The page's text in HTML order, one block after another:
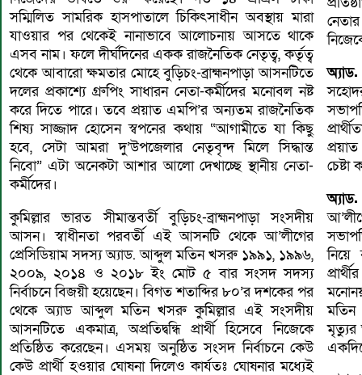
সম্মিলিত সামরিক হাসপাতালে চিকিৎসাধীন অবস্থায় মারা
যাওয়ার পর থেকেই নানাভাবে আলোচনায় আসতে থাকে
এসব নাম। ফলে দীর্ঘদিনের একক রাজনৈতিক নেতৃত্ব, কর্তৃত্ব
থেকে আবারো ক্ষমতার মোহে বুড়িচং-ব্রাহ্মনপাড়া আসনটিতে
দলের প্রকাশ্যে গ্রুপিং সাধারন নেতা-কর্মীদের মনোবল নষ্ট
করে দিতে পারে। তবে প্রয়াত এমপি’র অন্যতম রাজনৈতিক
শিষ্য সাজ্জাদ হোসেন স্বপনের কথায় “আগামীতে যা কিছু
হবে, সেটা আমরা দু’উপজেলার নেতৃবৃন্দ মিলে সিদ্ধান্ত
নিবো” এটা অনেকটা আশার আলো দেখাচ্ছে স্থানীয় নেতা-
কর্মীদের।
কুমিল্লার ভারত সীমান্তবর্তী বুড়িচং-ব্রাহ্মনপাড়া সংসদীয়
আসন। স্বাধীনতা পরবর্তী এই আসনটি থেকে আ’লীগের
প্রেসিডিয়াম সদস্য অ্যাড. আব্দুল মতিন খসরু ১৯৯১, ১৯৯৬,
২০০৯, ২০১৪ ও ২০১৮ ইং মোট ৫ বার সংসদ সদস্য
নির্বাচনে বিজয়ী হয়েছেন। বিগত শতাব্দির ৮০’র দশকের পর
থেকে অ্যাড আব্দুল মতিন খসরু কুমিল্লার এই সংসদীয়
আসনটিতে একমাত্র, অপ্রতিদ্বন্ধি প্রার্থী হিসেবে নিজেকে
প্রতিষ্ঠিত করেছেন। এসময় অনুষ্ঠিত সংসদ নির্বাচনে কেউ
কেউ প্রার্থী হওয়ার ঘোষনা দিলেও কার্যতঃ ঘোষনার মধ্যেই
চেষ্টা
নিয়ে
মৃত্যুর